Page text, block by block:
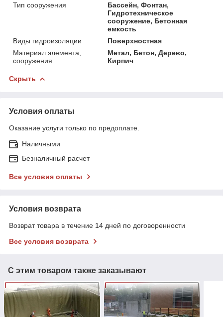
Тип сооружения
Бассейн, Фонтан,
Гидротехническое
сооружение, Бетонная
емкость
Виды гидроизоляции
Поверхностная
Материал элемента,
сооружения
Метал, Бетон, Дерево,
Кирпич
Скрыть
Условия оплаты
Оказание услуги только по предоплате.
Наличными
Безналичный расчет
Все условия оплаты
Условия возврата
Возврат товара в течение 14 дней по договоренности
Все условия возврата
С этим товаром также заказывают